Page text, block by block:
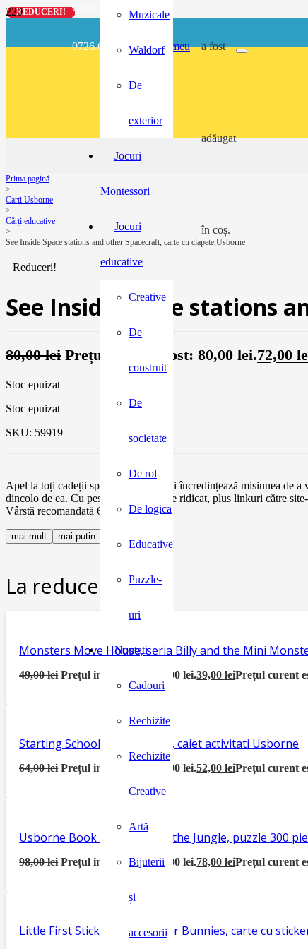
contact@buzunarel.ro
0726.697.486 meu a fost
adăugat
în coș.
Muzicale
Waldorf
De
exterior
Jocuri
Montessori
Jocuri
educative
Creative
De
construit
De
societate
De rol
De logica
Educative
Puzzle-
uri
Noutati
Cadouri
Rechizite
Rechizite
Creative
Artă
Bijuterii
și
accesorii
Prima pagină
>
Carti Usborne
>
Cărți educative
>
See Inside Space stations and other Spacecraft, carte cu clapete,Usborne
Reduceri!
See Inside Space stations
80,00lei Prețul inițial a fost: 80,00 lei.72,00
Stoc epuizat
Stoc epuizat
SKU: 59919
Apel la toți cadeții spațiali! Usborne îți încredințează misiunea de a
dincolo de ea. Cu peste 70 de clape de ridicat, plus linkuri către
Vârstă recomandată 6 ani +
mai mult mai putin
La reducere:
REDUCERI!
Monsters Move House, seria Billy and the Mini
49,00lei Prețul inițial a fost: 49,00 lei.39,00leiPrețul curent
REDUCERI!
Starting School Activity Book, caiet activitati Usborne
64,00lei Prețul inițial a fost: 64,00 lei.52,00leiPrețul curent
REDUCERI!
Usborne Book and Jigsaw In the Jungle, puzzle 300
98,00lei Prețul inițial a fost: 98,00 lei.78,00leiPrețul curent
REDUCERI!
Little First Sticker Book Easter Bunnies, carte cu